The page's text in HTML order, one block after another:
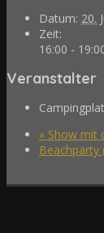
Datum: 20.
Zeit:
16:00 -
Veranstalter
« Show mit
Beachparty